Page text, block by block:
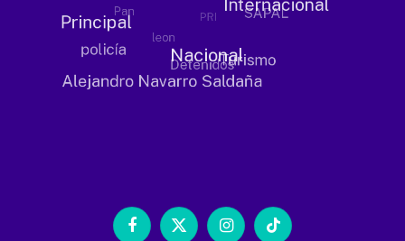
Facebook
X
InstagramTikTok